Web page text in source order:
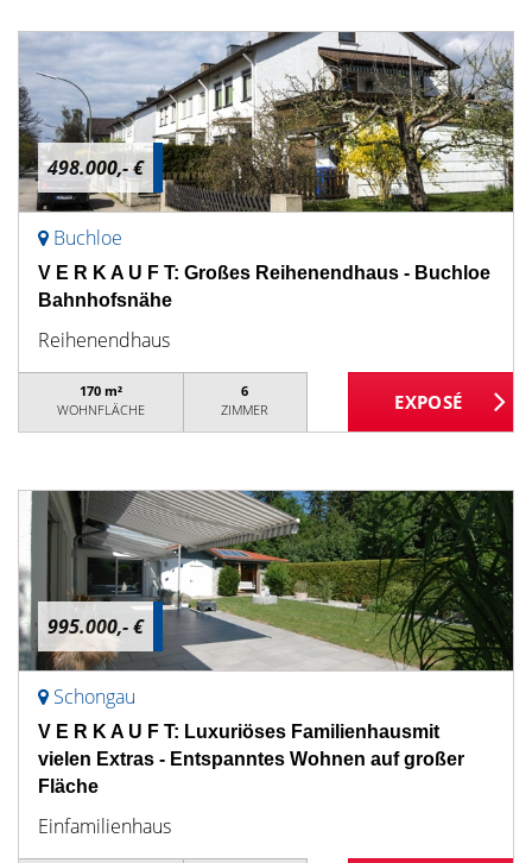
498.000,- €
Buchloe
V E R K A U F T: Großes Reihenendhaus - Buchloe
Bahnhofsnähe
Reihenendhaus
170 m²
WOHNFLÄCHE
6
ZIMMER
995.000,- €
Schongau
V E R K A U F T: Luxuriöses Familienhausmit
vielen Extras - Entspanntes Wohnen auf großer
Fläche
Einfamilienhaus